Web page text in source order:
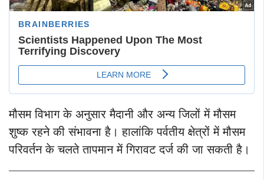
मौसम विभाग के अनुसार मैदानी और अन्य जिलों में मौसम
शुष्क रहने की संभावना है। हालांकि पर्वतीय क्षेत्रों में मौसम
परिवर्तन के चलते तापमान में गिरावट दर्ज की जा सकती है।